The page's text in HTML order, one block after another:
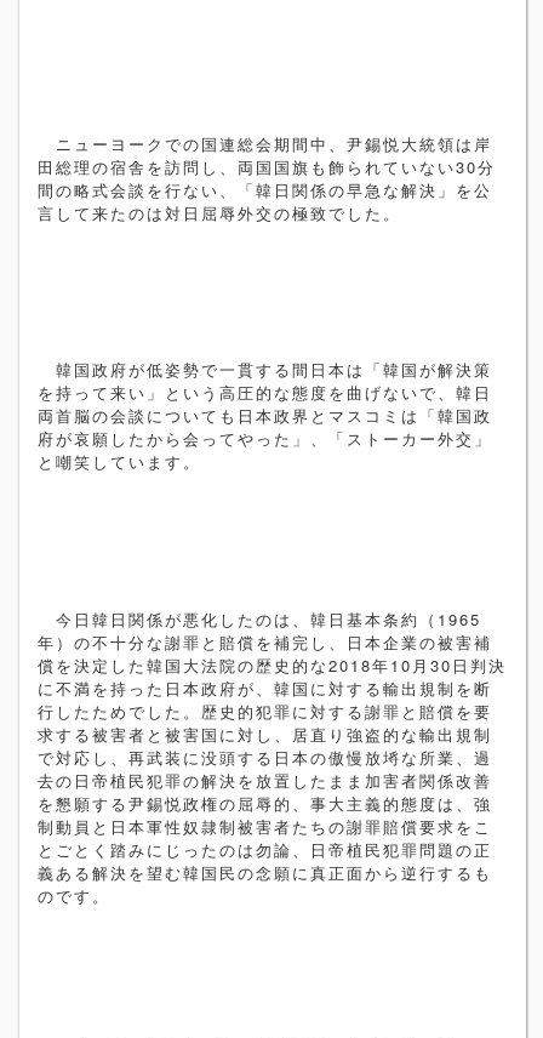
ニューヨークでの国連総会期間中、尹錫悦大統領は岸
田総理の宿舎を訪問し、両国国旗も飾られていない30分
間の略式会談を行ない、「韓日関係の早急な解決」を公
言して来たのは対日屈辱外交の極致でした。
韓国政府が低姿勢で一貫する間日本は「韓国が解決策
を持って来い」という高圧的な態度を曲げないで、韓日
両首脳の会談についても日本政界とマスコミは「韓国政
府が哀願したから会ってやった」、「ストーカー外交」
と嘲笑しています。
今日韓日関係が悪化したのは、韓日基本条約（ 1965
年）の不十分な謝罪と賠償を補完し、日本企業の被害補
償を決定した韓国大法院の歴史的な2018年10 月 30 日判決
に不満を持った日本政府が、韓国に対する輸出規制を断
行したためでした。歴史的犯罪に対する謝罪と賠償を要
求する被害者と被害国に対し、居直り強盗的な輸出規制
で対応し、再武装に没頭する日本の傲慢放埓な所業、過
去の日帝植民犯罪の解決を放置したまま加害者関係改善
を懇願する尹錫悦政権の屈辱的、事大主義的態度は、強
制動員と日本軍性奴隷制被害者たちの謝罪賠償要求をこ
とごとく踏みにじったのは勿論、日帝植民犯罪問題の正
義ある解決を望む韓国民の念願に真正面から逆行するも
のです。